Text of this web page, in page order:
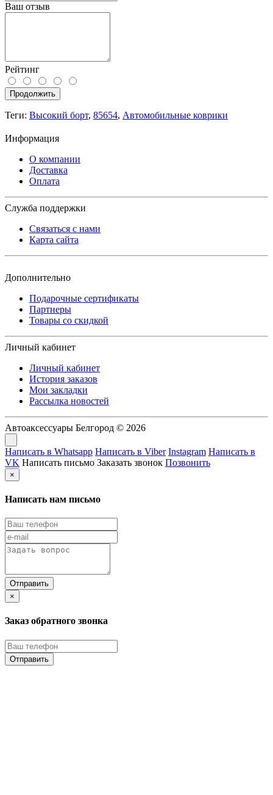
Ваш отзыв
Рейтинг
Продолжить
Теги: Высокий борт, 85654, Автомобильные коврики
Информация
О компании
Доставка
Оплата
Служба поддержки
Связаться с нами
Карта сайта
Дополнительно
Подарочные сертификаты
Партнеры
Товары со скидкой
Личный кабинет
Личный кабинет
История заказов
Мои закладки
Рассылка новостей
Автоаксессуары Белгород © 2026
Написать в Whatsapp Написать в Viber Instagram Написать в
VK Написать письмо Заказать звонок Позвонить
×
Написать нам письмо
×
Заказ обратного звонка